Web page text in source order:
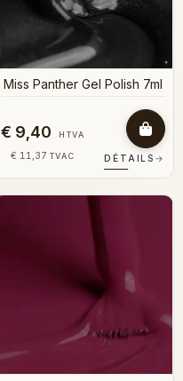
Miss Panther Gel Polish 7ml
€ 9,40 HTVA
€ 11,37 TVAC DÉTAILS →